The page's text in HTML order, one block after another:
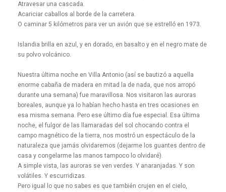
Atravesar una cascada.
Acariciar caballos al borde de la carretera.
O caminar 5 kilómetros para ver un avión que se estrelló en 1973.
Islandia brilla en azul, y en dorado, en basalto y en el negro mate de
su polvo volcánico.
Nuestra última noche en Villa Antonio (así se bautizó a aquella
enorme cabaña de madera en mitad la de nada, que nos arropó
durante una semana) fue maravillosa. Nos visitaron las auroras
boreales, aunque ya lo habían hecho hasta en tres ocasiones en
esa misma semana. Pero ese último día fue especial. Esa última
noche, el fulgor de las llamaradas del sol chocando contra el
campo magnético de la tierra, nos mostró un espectáculo de la
naturaleza que jamás olvidaremos (dejarme los guantes dentro de
casa y congelarme las manos tampoco lo olvidaré).
A simple vista, las auroras se ven verdes. Y anaranjadas. Y son
volátiles. Y escurridizas.
Pero igual lo que no sabes es que también crujen en el cielo,